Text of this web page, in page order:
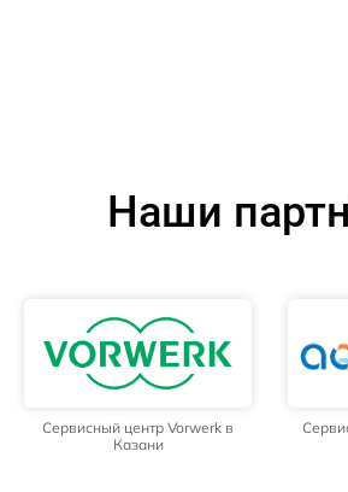
Наши
Сервисный центр Vorwerk в
Казани